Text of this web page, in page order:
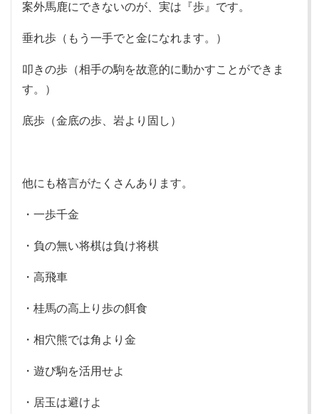
案外馬鹿にできないのが、実は『歩』です。
垂れ歩（もう一手でと金になれます。）
叩きの歩（相手の駒を故意的に動かすことができま
す。）
底歩（金底の歩、岩より固し）
他にも格言がたくさんあります。
・一歩千金
・負の無い将棋は負け将棋
・高飛車
・桂馬の高上り歩の餌食
・相穴熊では角より金
・遊び駒を活用せよ
・居玉は避けよ